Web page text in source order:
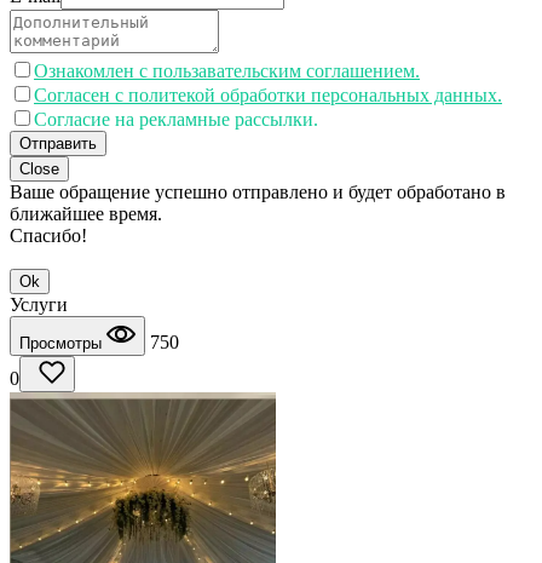
Ознакомлен с пользавательским соглашением.
Согласен с политекой обработки персональных данных.
Согласие на рекламные рассылки.
Отправить
Close
Ваше обращение успешно отправлено и будет обработано в
ближайшее время.
Спасибо!
Ok
Услуги
Просмотры
750
0